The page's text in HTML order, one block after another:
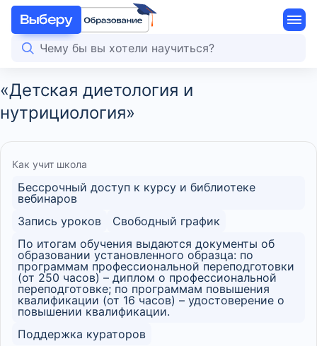
«Детская диетология и
нутрициология»
Как учит школа
Бессрочный доступ к курсу и библиотеке
вебинаров
Запись уроков
Свободный график
По итогам обучения выдаются документы об
образовании установленного образца: по
программам профессиональной переподготовки
(от 250 часов) – диплом о профессиональной
переподготовке; по программам повышения
квалификации (от 16 часов) – удостоверение о
повышении квалификации.
Поддержка кураторов